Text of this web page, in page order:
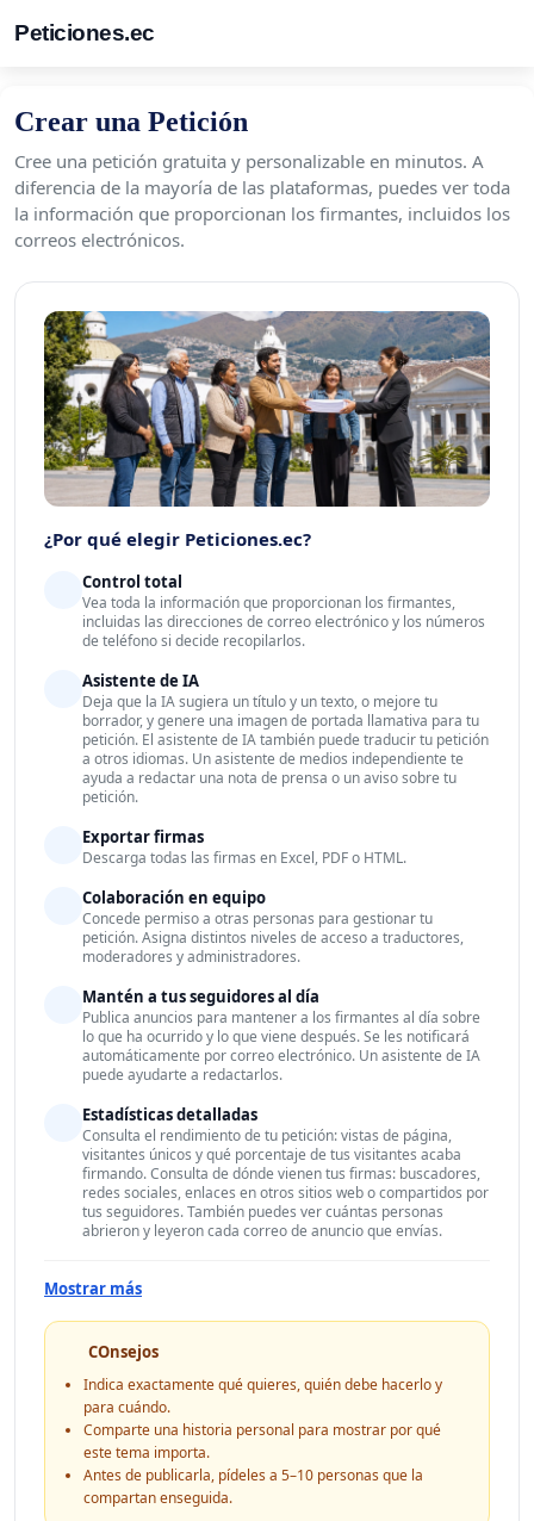
Peticiones.ec
Crear una Petición
Cree una petición gratuita y personalizable en minutos. A
diferencia de la mayoría de las plataformas, puedes ver toda
la información que proporcionan los firmantes, incluidos los
correos electrónicos.
¿Por qué elegir Peticiones.ec?
Control total
Vea toda la información que proporcionan los firmantes,
incluidas las direcciones de correo electrónico y los números
de teléfono si decide recopilarlos.
Asistente de IA
Deja que la IA sugiera un título y un texto, o mejore tu
borrador, y genere una imagen de portada llamativa para tu
petición. El asistente de IA también puede traducir tu petición
a otros idiomas. Un asistente de medios independiente te
ayuda a redactar una nota de prensa o un aviso sobre tu
petición.
Exportar firmas
Descarga todas las firmas en Excel, PDF o HTML.
Colaboración en equipo
Concede permiso a otras personas para gestionar tu
petición. Asigna distintos niveles de acceso a traductores,
moderadores y administradores.
Mantén a tus seguidores al día
Publica anuncios para mantener a los firmantes al día sobre
lo que ha ocurrido y lo que viene después. Se les notificará
automáticamente por correo electrónico. Un asistente de IA
puede ayudarte a redactarlos.
Estadísticas detalladas
Consulta el rendimiento de tu petición: vistas de página,
visitantes únicos y qué porcentaje de tus visitantes acaba
firmando. Consulta de dónde vienen tus firmas: buscadores,
redes sociales, enlaces en otros sitios web o compartidos por
tus seguidores. También puedes ver cuántas personas
abrieron y leyeron cada correo de anuncio que envías.
Mostrar más
COnsejos
Indica exactamente qué quieres, quién debe hacerlo y
para cuándo.
Comparte una historia personal para mostrar por qué
este tema importa.
Antes de publicarla, pídeles a 5–10 personas que la
compartan enseguida.